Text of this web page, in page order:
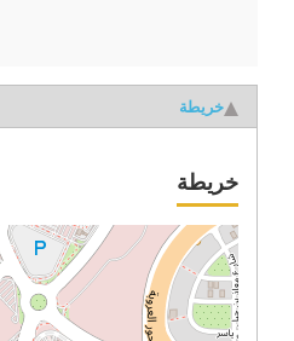
خريطة
خريطة